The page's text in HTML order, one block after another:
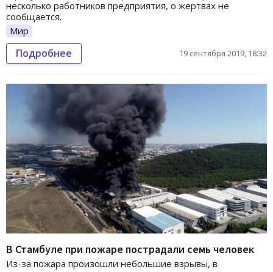
несколько работников предприятия, о жертвах не
сообщается.
Мир
Подробнее 19 сентября 2019, 18:32
В Стамбуле при пожаре пострадали семь человек
Из-за пожара произошли небольшие взрывы, в